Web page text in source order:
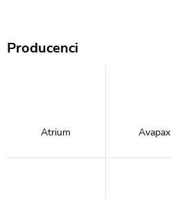
Producenci
Atrium Avapax